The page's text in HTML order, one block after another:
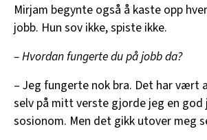
Mirjam begynte også å kaste opp
jobb. Hun sov ikke, spiste ikke.
– Hvordan fungerte du på jobb da?
– Jeg fungerte nok bra. Det har vært
selv på mitt verste gjorde jeg en god
sosionom. Men det gikk utover meg